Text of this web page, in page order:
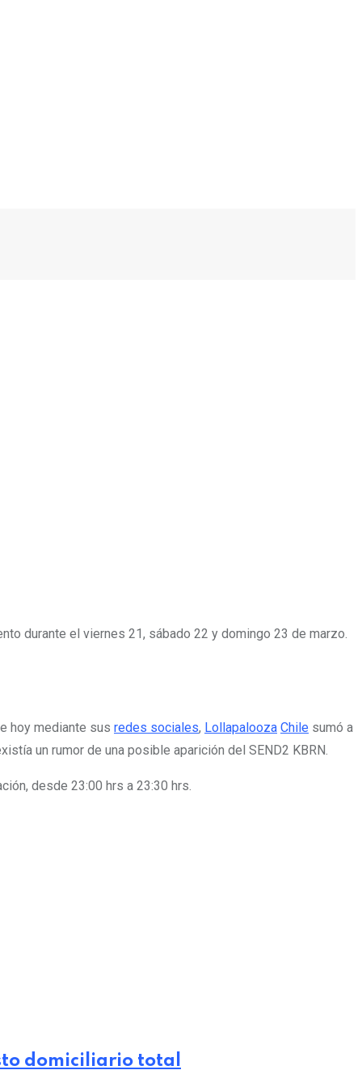
durante el viernes 21, sábado 22 y domingo 23 de marzo.
hoy mediante sus redes sociales, Lollapalooza Chile sumó a
un rumor de una posible aparición del SEND2 KBRN.
desde 23:00 hrs a 23:30 hrs.
domiciliario total